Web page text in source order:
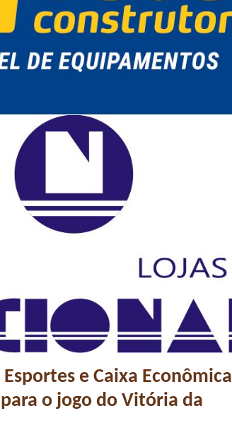
e Caixa Econômica
o jogo do Vitória da